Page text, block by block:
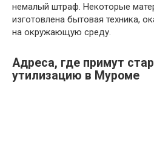
немалый штраф. Некоторые
изготовлена бытовая техника,
на окружающую среду.
Адреса, где примут
утилизацию в Муроме